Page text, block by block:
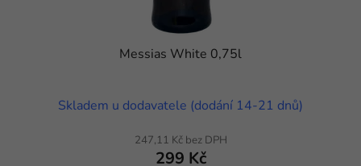
Messias White 0,75l
Skladem u dodavatele (dodání 14-21 dnů)
247,11 Kč bez DPH
299 Kč